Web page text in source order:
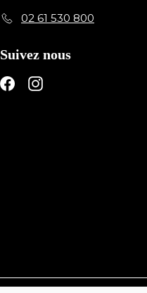
02 61 530 800
Suivez nous
FacebookInstagram